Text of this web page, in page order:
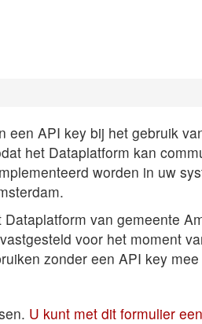
API key bij het gebruik
het Dataplatform kan
worden in uw
van gemeente
voor het moment
zonder een API key
U kunt met dit formulier